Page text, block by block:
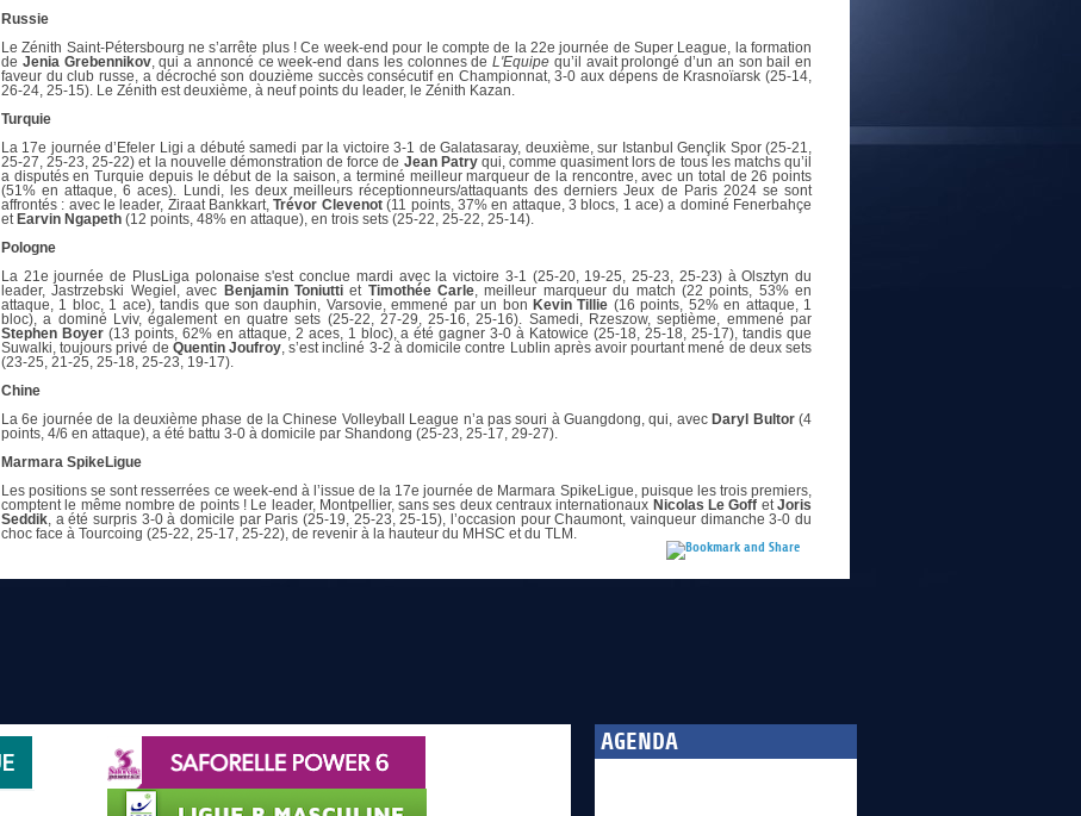
Russie
Le Zénith Saint-Pétersbourg ne s’arrête plus ! Ce week-end pour le compte de la 22e journée de Super League, la formation
de Jenia Grebennikov, qui a annoncé ce week-end dans les colonnes de L'Equipe qu’il avait prolongé d’un an son bail en
faveur du club russe, a décroché son douzième succès consécutif en Championnat, 3-0 aux dépens de Krasnoïarsk (25-14,
26-24, 25-15). Le Zénith est deuxième, à neuf points du leader, le Zénith Kazan.
Turquie
La 17e journée d’Efeler Ligi a débuté samedi par la victoire 3-1 de Galatasaray, deuxième, sur Istanbul Gençlik Spor (25-21,
25-27, 25-23, 25-22) et la nouvelle démonstration de force de Jean Patryqui, comme quasiment lors de tous les matchs qu’il
a disputés en Turquie depuis le début de la saison, a terminé meilleur marqueur de la rencontre, avec un total de 26 points
(51% en attaque, 6 aces). Lundi, les deux meilleurs réceptionneurs/attaquants des derniers Jeux de Paris 2024 se sont
affrontés : avec le leader, Ziraat Bankkart,Trévor Clevenot(11 points, 37% en attaque, 3 blocs, 1 ace) a dominé Fenerbahçe
et Earvin Ngapeth (12 points, 48% en attaque), en trois sets (25-22, 25-22, 25-14).
Pologne
La 21e journée de PlusLiga polonaise s'est conclue mardi avec la victoire 3-1 (25-20, 19-25, 25-23, 25-23) à Olsztyn du
leader, Jastrzebski Wegiel, avec Benjamin Toniuttiet Timothée Carle, meilleur marqueur du match (22 points, 53% en
attaque, 1 bloc, 1 ace), tandis que son dauphin, Varsovie, emmené par un bon Kevin Tillie (16 points, 52% en attaque, 1
bloc), a dominé Lviv, également en quatre sets (25-22, 27-29, 25-16, 25-16). Samedi, Rzeszow, septième, emmené par
Stephen Boyer(13 points, 62% en attaque, 2 aces, 1 bloc), a été gagner 3-0 à Katowice (25-18, 25-18, 25-17), tandis que
Suwalki, toujours privé de Quentin Joufroy, s’est incliné 3-2 à domicile contre Lublin après avoir pourtant mené de deux sets
(23-25, 21-25, 25-18, 25-23, 19-17).
Chine
La 6e journée de la deuxième phase de la Chinese Volleyball League n’a pas souri à Guangdong, qui, avec Daryl Bultor(4
points, 4/6 en attaque), a été battu 3-0 à domicile par Shandong (25-23, 25-17, 29-27).
Marmara SpikeLigue
Les positions se sont resserrées ce week-end à l’issue de la 17e journée de Marmara SpikeLigue, puisque les trois premiers,
comptent le même nombre de points ! Le leader, Montpellier, sans ses deux centraux internationaux Nicolas Le Goff etJoris
Seddik, a été surpris 3-0 à domicile par Paris (25-19, 25-23, 25-15), l’occasion pour Chaumont, vainqueur dimanche 3-0 du
choc face à Tourcoing (25-22, 25-17, 25-22), de revenir à la hauteur du MHSC et du TLM.
AGENDA